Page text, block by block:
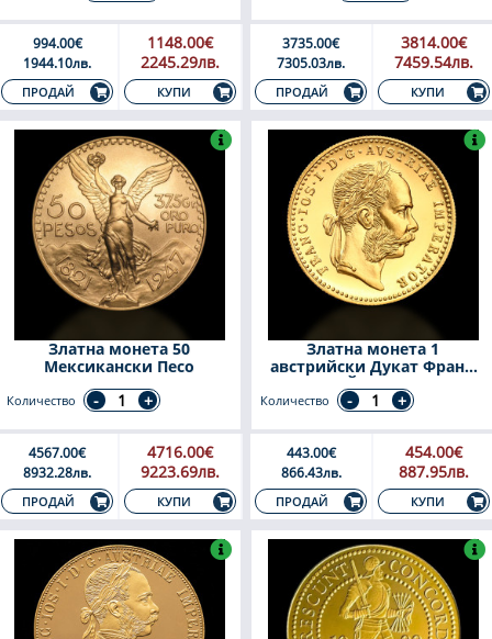
994.00€
1944.10лв.
ПРОДАЙ
1148.00€
2245.29лв.
КУПИ
3735.00€
7305.03лв.
ПРОДАЙ
3814.00€
7459.54лв.
КУПИ
Златна монета 50
Мексикански Песо
Количество
4567.00€
8932.28лв.
ПРОДАЙ
4716.00€
9223.69лв.
КУПИ
Златна монета 1
австрийски Дукат Франц
Йосиф
Количество
443.00€
866.43лв.
ПРОДАЙ
454.00€
887.95лв.
КУПИ